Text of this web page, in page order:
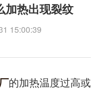
加热出现裂纹
15:00:39
的加热温度过高或